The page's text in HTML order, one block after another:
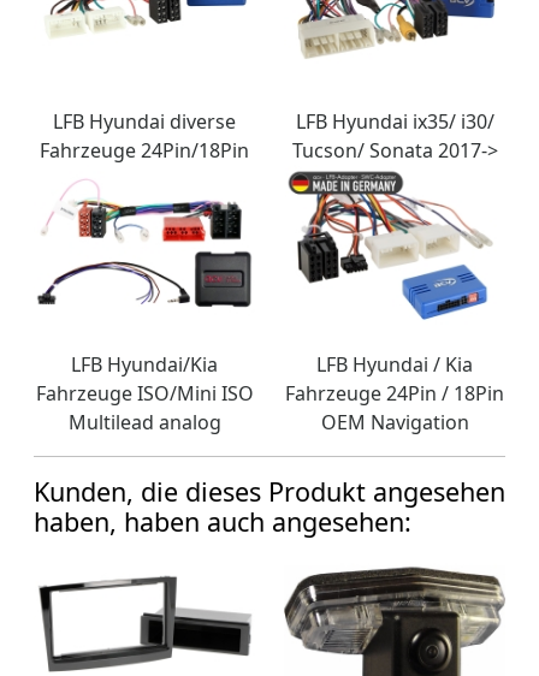
LFB Hyundai diverse
Fahrzeuge 24Pin/18Pin
LFB Hyundai ix35/ i30/
Tucson/ Sonata 2017->
LFB Hyundai/Kia
Fahrzeuge ISO/Mini ISO
Multilead analog
LFB Hyundai / Kia
Fahrzeuge 24Pin / 18Pin
OEM Navigation
Kunden, die dieses Produkt angesehen
haben, haben auch angesehen: